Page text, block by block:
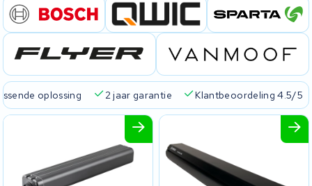
oplossing 2 jaar garantie Klantbeoordeling 4.5/5